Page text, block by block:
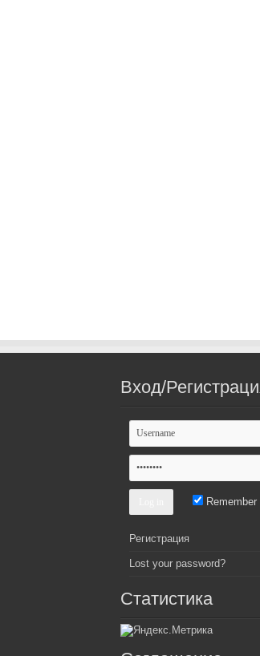
Вход/
Remember
Регистрация
Lost your password?
Статистика